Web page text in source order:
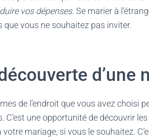
vos dépenses. Se marier à
que vous ne souhaitez pas inviter.
d’une
de l’endroit que vous avez choisi
C’est une opportunité de découvrir
votre mariage, si vous le souhaitez.